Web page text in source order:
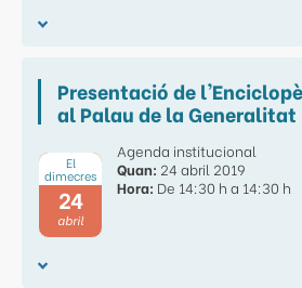
Presentació de
al Palau de la Generalitat
El
dimecres
24
abril
Agenda institucional
Quan: 24 abril 2019
Hora: De 14:30 h a 14:30 h